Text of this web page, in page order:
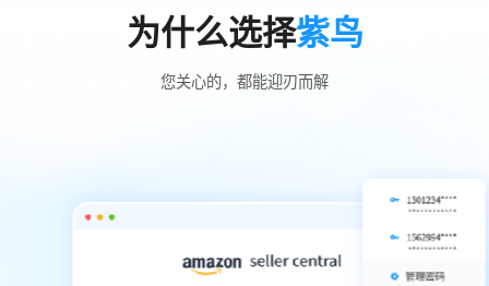
为什么选择紫鸟
您关心的，都能迎刃而解